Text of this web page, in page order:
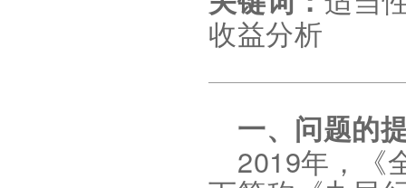
收益分析
一、问题的
2019年，《